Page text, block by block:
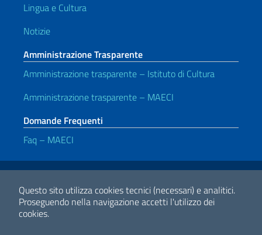
Questo sito utilizza cookies tecnici (necessari) e analitici.
Proseguendo nella navigazione accetti l'utilizzo dei
cookies.
Lingua e Cultura
Notizie
Amministrazione Trasparente
Amministrazione trasparente – Istituto di Cultura
Amministrazione trasparente – MAECI
Domande Frequenti
Faq – MAECI
Link Utili